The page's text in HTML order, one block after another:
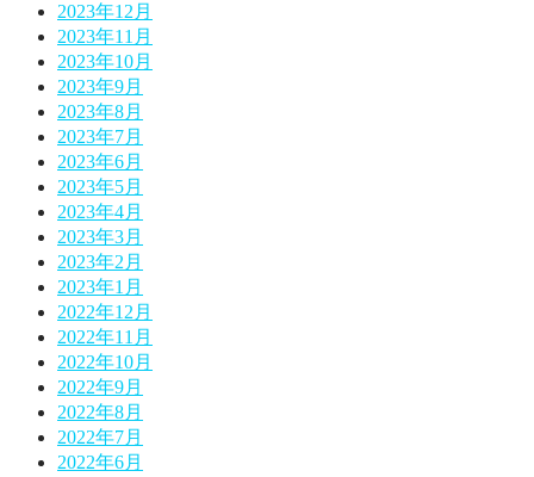
2023年12月
2023年11月
2023年10月
2023年9月
2023年8月
2023年7月
2023年6月
2023年5月
2023年4月
2023年3月
2023年2月
2023年1月
2022年12月
2022年11月
2022年10月
2022年9月
2022年8月
2022年7月
2022年6月